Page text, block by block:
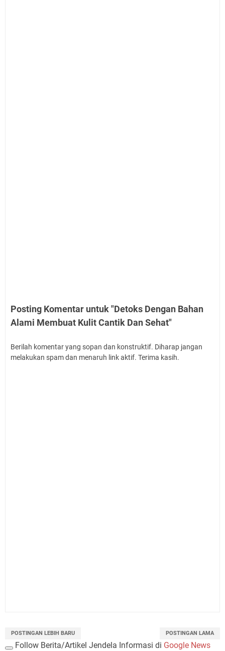
Posting Komentar untuk "Detoks Dengan Bahan
Alami Membuat Kulit Cantik Dan Sehat"
Berilah komentar yang sopan dan konstruktif. Diharap jangan
melakukan spam dan menaruh link aktif. Terima kasih.
POSTINGAN LEBIH BARU POSTINGAN LAMA
Follow Berita/Artikel Jendela Informasi di Google News